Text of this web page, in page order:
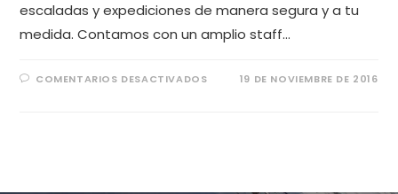
escaladas y expediciones de manera segura y a tu
medida. Contamos con un amplio staff…
COMENTARIOS DESACTIVADOS 19 DE NOVIEMBRE DE 2016